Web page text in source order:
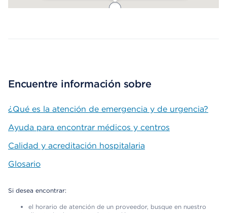
Encuentre información sobre
¿Qué es la atención de emergencia y de urgencia?
Ayuda para encontrar médicos y centros
Calidad y acreditación hospitalaria
Glosario
Si desea encontrar:
el horario de atención de un proveedor, busque en nuestro